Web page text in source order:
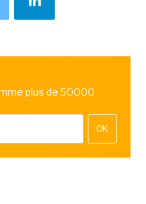
plus de 50000
OK